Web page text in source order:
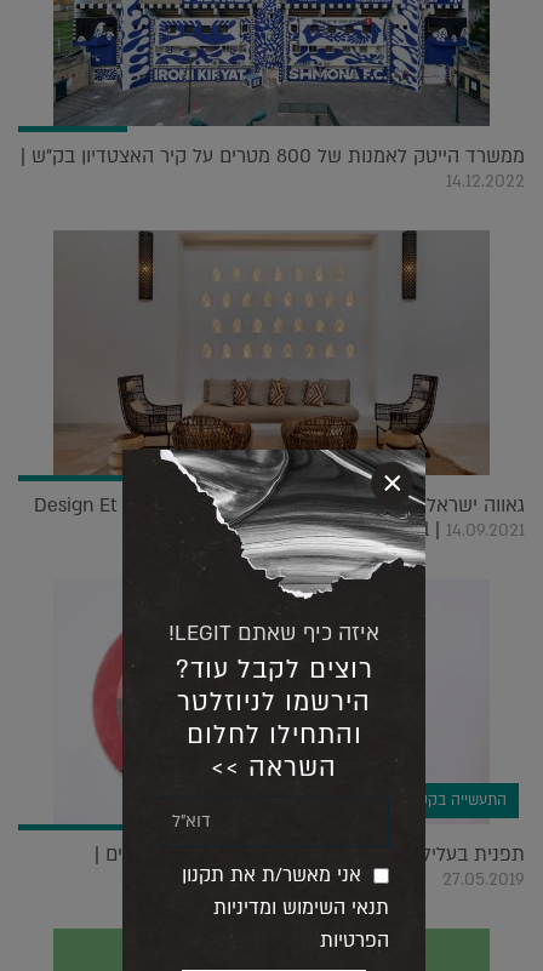
ממשרד הייטק לאמנות של 800 מטרים על קיר האצטדיון בק"ש |
14.12.2022
גאווה ישראלית: הפרויקטים הזוכים בתחרות העיצוב Design Et
Al | 14.09.2021
התעשייה בקטנה
תפנית בעלילה, הבאוהאוס חוזר בגדול ווילונות מוארים |
27.05.2019
איזה כיף שאתם LEGIT!
רוצים לקבל עוד?
הירשמו לניוזלטר
והתחילו לחלום
השראה >>
אני מאשר/ת את תקנון
תנאי השימוש ומדיניות
הפרטיות
×